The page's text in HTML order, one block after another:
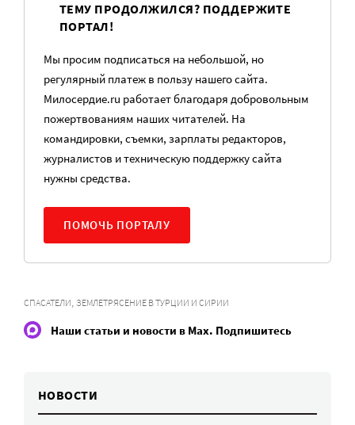
ТЕМУ ПРОДОЛЖИЛСЯ? ПОДДЕРЖИТЕ
ПОРТАЛ!
Мы просим подписаться на небольшой, но
регулярный платеж в пользу нашего сайта.
Милосердие.ru работает благодаря добровольным
пожертвованиям наших читателей. На
командировки, съемки, зарплаты редакторов,
журналистов и техническую поддержку сайта
нужны средства.
ПОМОЧЬ ПОРТАЛУ
СПАСАТЕЛИ, ЗЕМЛЕТРЯСЕНИЕ В ТУРЦИИ И СИРИИ
Наши статьи и новости в Max. Подпишитесь
НОВОСТИ